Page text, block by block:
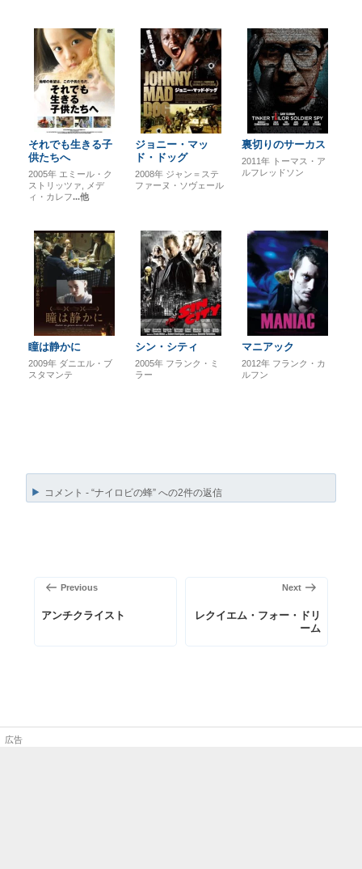
それでも生きる子
供たちへ
2005年 エミール・ク
ストリッツァ
メデ
ィ・カレフ...他
ジョニー・マッ
ド・ドッグ
2008年 ジャン＝ステ
ファーヌ・ソヴェール
裏切りのサーカス
2011年 トーマス・ア
ルフレッドソン
瞳は静かに
2009年 ダニエル・ブ
スタマンテ
シン・シティ
2005年 フランク・ミ
ラー
マニアック
2012年 フランク・カ
ルフン
コメント - “ナイロビの蜂” への2件の返信
ン
前
の
Previous
アンチクライスト
投
Next
レクイエム・フォー・ドリ
ーム